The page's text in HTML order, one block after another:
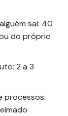
sai: 40
do próprio
2 a 3
processos: